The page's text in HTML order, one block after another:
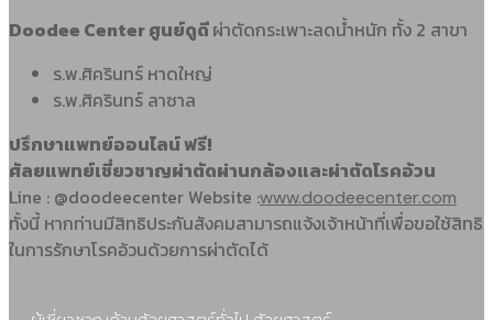
Doodee Center ศูนย์ดูดีผ่าตัดกระเพาะลดน้ำหนัก ทั้ง 2 สาขา
ร.พ.ศิครินทร์ หาดใหญ่
ร.พ.ศิครินทร์ ลาซาล
ปรึกษาแพทย์ออนไลน์ ฟรี!
ศัลยแพทย์เชี่ยวชาญผ่าตัดผ่านกล้องและผ่าตัดโรคอ้วน
Line : @doodeecenter Website :www.doodeecenter.com
ทั้งนี้ หากท่านมีสิทธิประกันสังคมสามารถแจ้งเจ้าหน้าที่เพื่อขอใช้สิทธิ
ในการรักษาโรคอ้วนด้วยการผ่าตัดได้